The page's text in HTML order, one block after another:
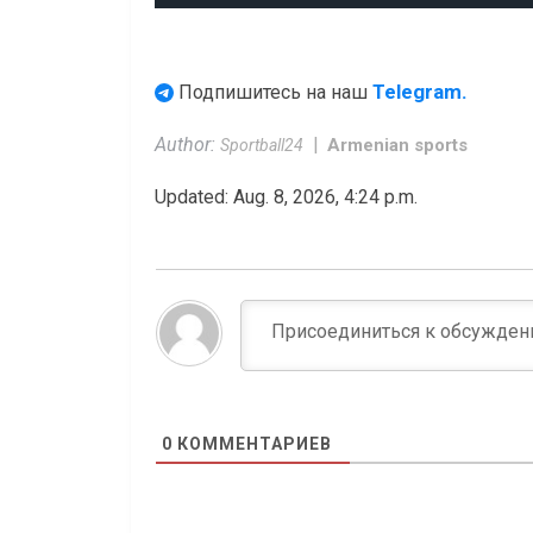
Подпишитесь на наш Telegram.
Author: Sportball24 Armenian sports
Updated: Aug. 8, 2026, 4:24 p.m.
0 КОММЕНТАРИЕВ